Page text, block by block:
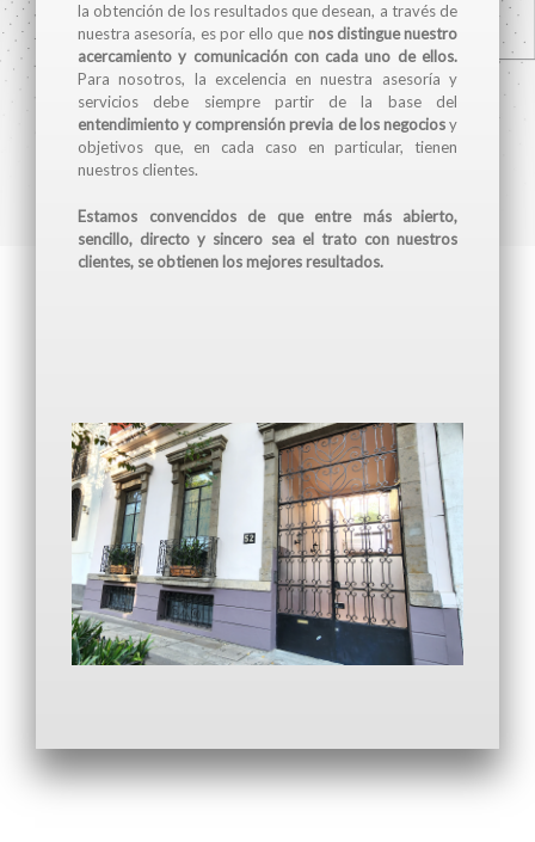
la obtención de los resultados que desean, a través de
nuestra asesoría, es por ello que nos distingue nuestro
acercamiento y comunicación con cada uno de ellos.
Para nosotros, la excelencia en nuestra asesoría y
servicios debe siempre partir de la base del
entendimiento y comprensión previa de los negociosy
objetivos que, en cada caso en particular, tienen
nuestros clientes.
Estamos convencidos de que entre más abierto,
sencillo, directo y sincero sea el trato con nuestros
clientes, se obtienen los mejores resultados.